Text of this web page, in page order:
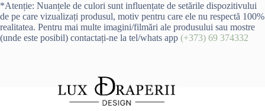
*Atenție: Nuanțele de culori sunt influențate de setările dispozitivului
de pe care vizualizați produsul, motiv pentru care ele nu respectă 100%
realitatea. Pentru mai multe imagini/filmări ale produsului sau mostre
(unde este posibil) contactați-ne la tel/whats app (+373) 69 374332